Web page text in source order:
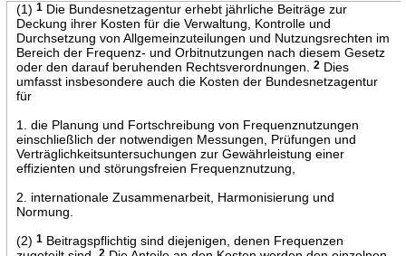
(1) 1Die Bundesnetzagentur erhebt jährliche Beiträge zur
Deckung ihrer Kosten für die Verwaltung, Kontrolle und
Durchsetzung von Allgemeinzuteilungen und Nutzungsrechten im
Bereich der Frequenz- und Orbitnutzungen nach diesem Gesetz
oder den darauf beruhenden Rechtsverordnungen.
2Dies
umfasst insbesondere auch die Kosten der Bundesnetzagentur
für
1. die Planung und Fortschreibung von Frequenznutzungen
einschließlich der notwendigen Messungen, Prüfungen und
Verträglichkeitsuntersuchungen zur Gewährleistung einer
effizienten und störungsfreien Frequenznutzung,
2. internationale Zusammenarbeit, Harmonisierung und
Normung.
(2) 1Beitragspflichtig sind diejenigen, denen Frequenzen
2